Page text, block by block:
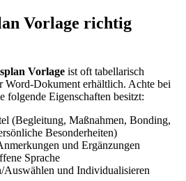
Vorlage richtig
Vorlage ist oft tabellarisch
Word-Dokument erhältlich. Achte bei
folgende Eigenschaften besitzt:
(Begleitung, Maßnahmen, Bonding,
Besonderheiten)
und Ergänzungen
Sprache
Auswählen und Individualisieren